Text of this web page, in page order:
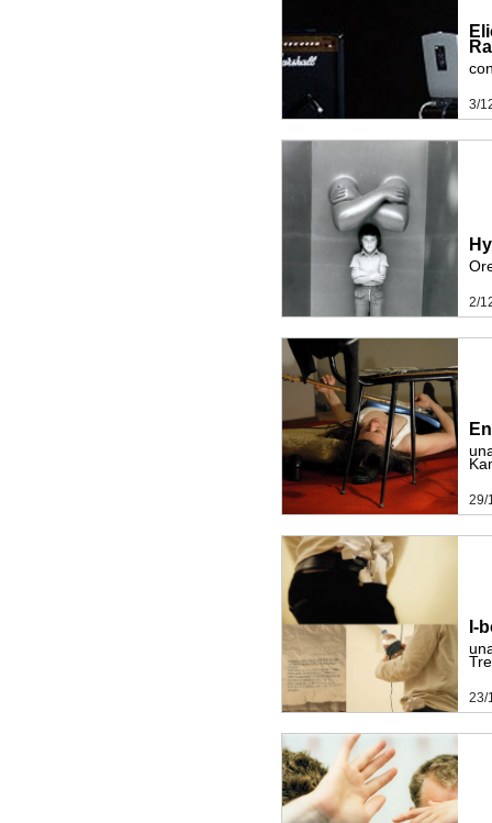
3/
2/
29/
I-
23/